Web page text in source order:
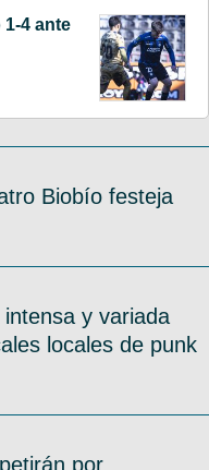
4 ante
Biobío festeja
y variada
locales de punk
por